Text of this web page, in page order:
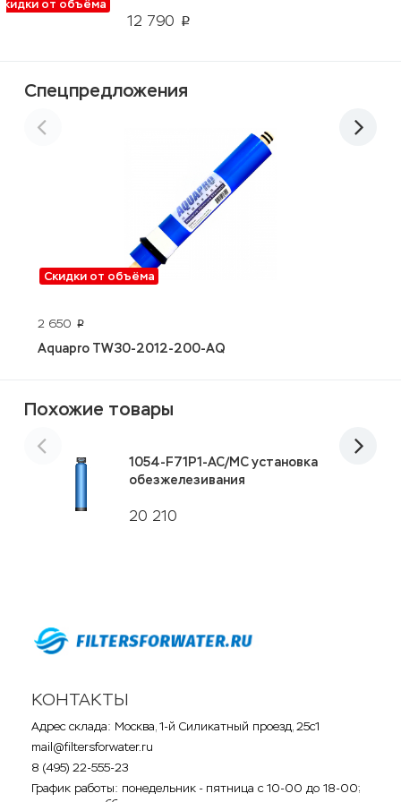
от объёма
12 790 p
Спецпредложения
Скидки от объёма
2 650 p
Aquapro TW30-2012-200-AQ
Похожие товары
20 210
1054-F71P1-AC/MC установка
обезжелезивания
КОНТАКТЫ
Адрес склада: Москва, 1-й Силикатный проезд, 25с1
mail@filtersforwater.ru
8 (495) 22-555-23
График работы: понедельник - пятница с 10-00 до 18-00;